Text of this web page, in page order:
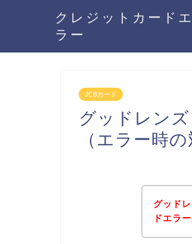
クレジットカードエ
ラー
JCBカード
グッドレン
（エラー時の
グッド
ドエラ